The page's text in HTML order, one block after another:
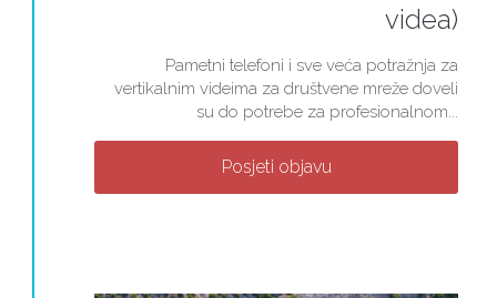
videa)
Pametni telefoni i sve veća potražnja za
vertikalnim videima za društvene mreže doveli
su do potrebe za profesionalnom...
Posjeti objavu